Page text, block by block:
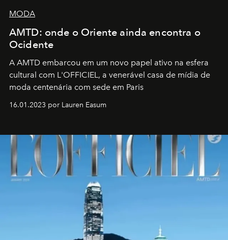
MODA
AMTD: onde o Oriente ainda encontra o
Ocidente
A AMTD embarcou em um novo papel ativo na esfera
cultural com L'OFFICIEL, a venerável casa de mídia de
moda centenária com sede em Paris
16.01.2023 por Lauren Easum